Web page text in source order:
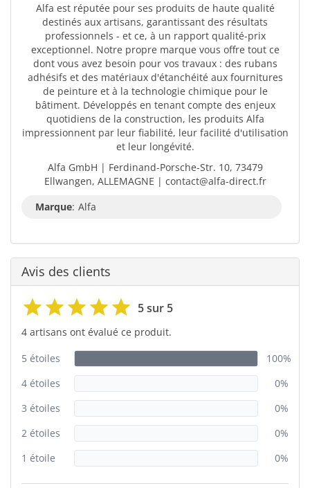
Alfa est réputée pour ses produits de haute qualité
destinés aux artisans, garantissant des résultats
professionnels - et ce, à un rapport qualité-prix
exceptionnel. Notre propre marque vous offre tout ce
dont vous avez besoin pour vos travaux : des rubans
adhésifs et des matériaux d'étanchéité aux fournitures
de peinture et à la technologie chimique pour le
bâtiment. Développés en tenant compte des enjeux
quotidiens de la construction, les produits Alfa
impressionnent par leur fiabilité, leur facilité d'utilisation
et leur longévité.
Alfa GmbH | Ferdinand-Porsche-Str. 10, 73479
Ellwangen, ALLEMAGNE | contact@alfa-direct.fr
Marque: Alfa
Avis des clients
5 sur 5
4 artisans ont évalué ce produit.
5 étoiles
100%
4 étoiles
0%
3 étoiles
0%
2 étoiles
0%
1 étoile
0%